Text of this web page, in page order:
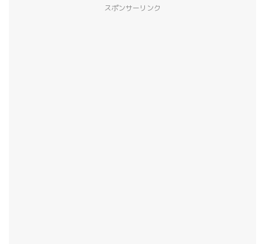
スポンサーリンク